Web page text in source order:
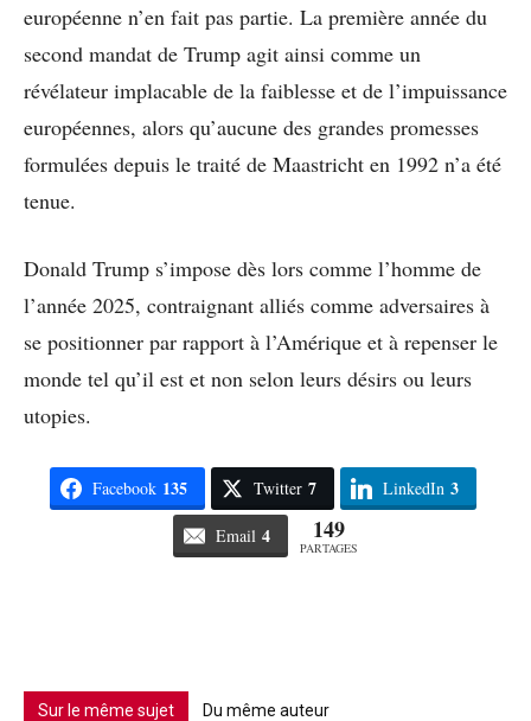
européenne n’en fait pas partie. La première année du
second mandat de Trump agit ainsi comme un
révélateur implacable de la faiblesse et de l’impuissance
européennes, alors qu’aucune des grandes promesses
formulées depuis le traité de Maastricht en 1992 n’a été
tenue.
Donald Trump s’impose dès lors comme l’homme de
l’année 2025, contraignant alliés comme adversaires à
se positionner par rapport à l’Amérique et à repenser le
monde tel qu’il est et non selon leurs désirs ou leurs
utopies.
Facebook 135 Twitter 7 LinkedIn 3
Email 4 149
PARTAGES
Sur le même sujet Du même auteur